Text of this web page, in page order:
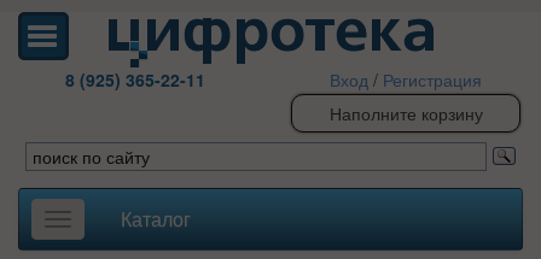
8 (925) 365-22-11 Вход / Регистрация
Наполните корзину
Toggle
navigation
Каталог